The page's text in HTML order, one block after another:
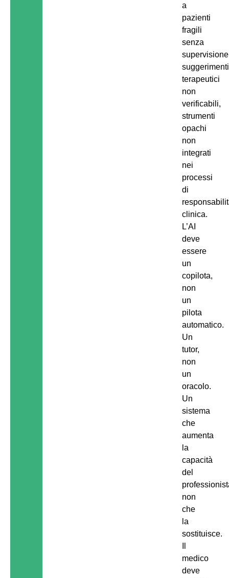
a
pazienti
fragili
senza
suggerimenti
terapeutici
non
verificabili,
strumenti
opachi
non
integrati
nei
processi
di
clinica.
L’AI
deve
essere
un
copilota,
non
un
pilota
automatico.
Un
tutor,
non
un
oracolo.
Un
sistema
che
aumenta
la
capacità
del
non
che
la
sostituisce.
medico
deve